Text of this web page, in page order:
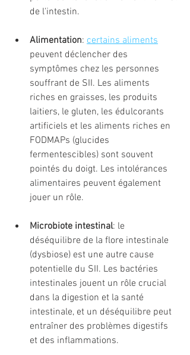
de l'intestin.
Alimentation: certains aliments
peuvent déclencher des
symptômes chez les personnes
souffrant de SII. Les aliments
riches en graisses, les produits
laitiers, le gluten, les édulcorants
artificiels et les aliments riches en
FODMAPs (glucides
fermentescibles) sont souvent
pointés du doigt. Les intolérances
alimentaires peuvent également
jouer un rôle.
Microbiote intestinal: le
déséquilibre de la flore intestinale
(dysbiose) est une autre cause
potentielle du SII. Les bactéries
intestinales jouent un rôle crucial
dans la digestion et la santé
intestinale, et un déséquilibre peut
entraîner des problèmes digestifs
et des inflammations.